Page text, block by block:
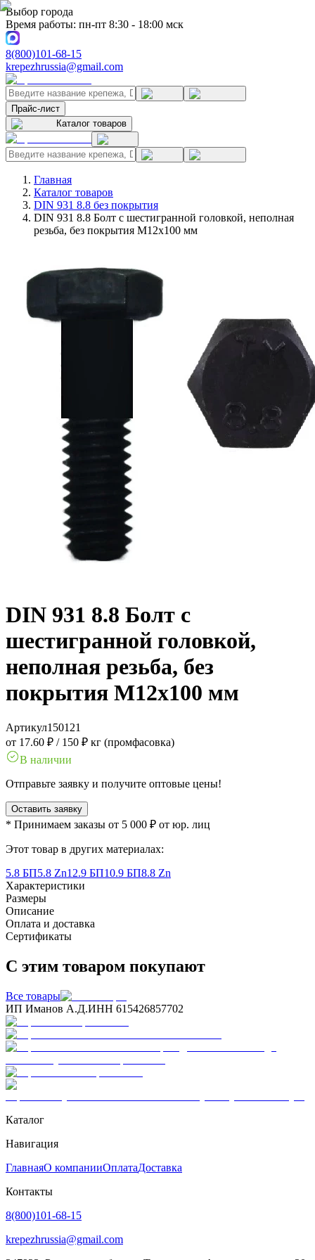
Выбор города
Время работы: пн-пт 8:30 - 18:00 мск
8(800)101-68-15
krepezhrussia@gmail.com
Прайс-лист
Каталог товаров
Главная
Каталог товаров
DIN 931 8.8 без покрытия
DIN 931 8.8 Болт с шестигранной головкой, неполная
резьба, без покрытия M12x100 мм
DIN 931 8.8 Болт с
шестигранной головкой,
неполная резьба, без
покрытия M12x100 мм
Артикул150121
от 17.60 ₽ / 150 ₽ кг (промфасовка)
В наличии
Отправьте заявку и получите оптовые цены!
Оставить заявку
* Принимаем заказы от 5 000 ₽ от юр. лиц
Этот товар в других материалах:
5.8 БП5.8 Zn12.9 БП10.9 БП8.8 Zn
Характеристики
Размеры
Описание
Оплата и доставка
Сертификаты
С этим товаром покупают
Все товары
ИП Иманов А.Д.ИНН 615426857702
Каталог
Навигация
ГлавнаяО компанииОплатаДоставка
Контакты
8(800)101-68-15
krepezhrussia@gmail.com